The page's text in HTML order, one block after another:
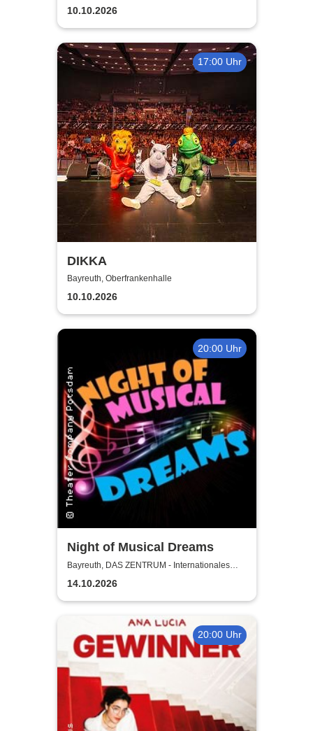
10.10.2026
17:00 Uhr
DIKKA
Bayreuth, Oberfrankenhalle
10.10.2026
20:00 Uhr
Night of Musical Dreams
Bayreuth, DAS ZENTRUM - Internationales
Jugendkulturzentrum Bayreuth
14.10.2026
20:00 Uhr